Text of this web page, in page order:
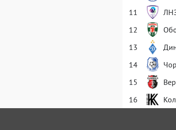
11
12
13
14
15
16